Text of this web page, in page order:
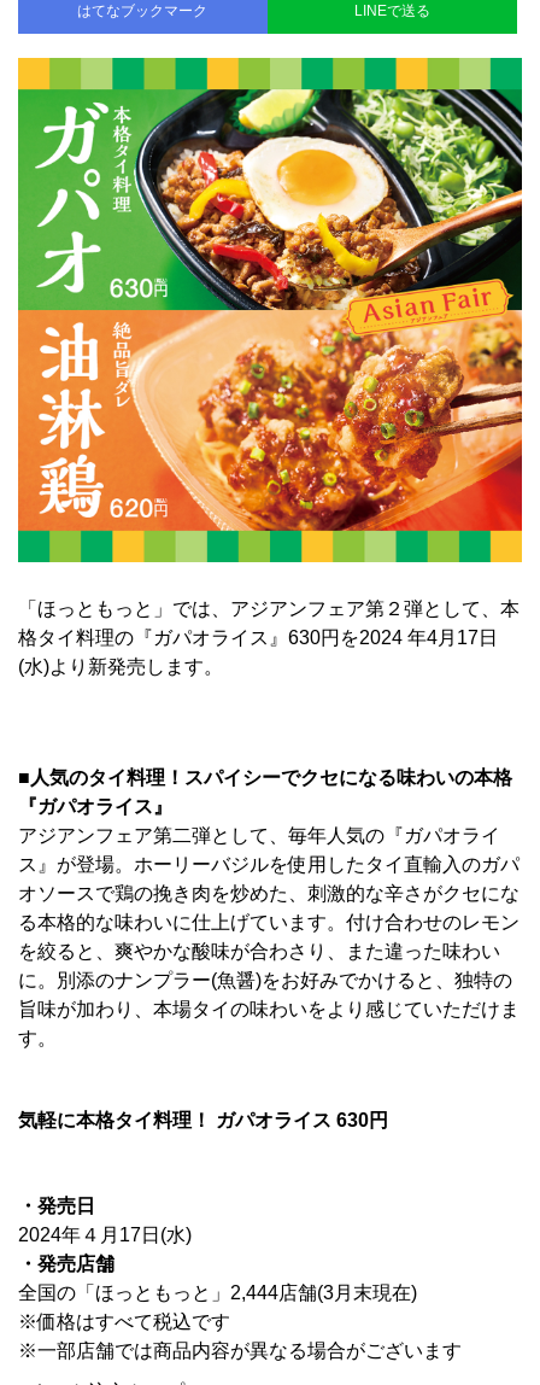
はてなブックマーク LINEで送る
「ほっともっと」では、アジアンフェア第２弾として、本
格タイ料理の『ガパオライス』630円を2024 年4月17日
(水)より新発売します。
■人気のタイ料理！スパイシーでクセになる味わいの本格
『ガパオライス』
アジアンフェア第二弾として、毎年人気の『ガパオライ
ス』が登場。ホーリーバジルを使用したタイ直輸入のガパ
オソースで鶏の挽き肉を炒めた、刺激的な辛さがクセにな
る本格的な味わいに仕上げています。付け合わせのレモン
を絞ると、爽やかな酸味が合わさり、また違った味わい
に。別添のナンプラー(魚醤)をお好みでかけると、独特の
旨味が加わり、本場タイの味わいをより感じていただけま
す。
気軽に本格タイ料理！ ガパオライス 630円
・発売日
2024年４月17日(水)
・発売店舗
全国の「ほっともっと」2,444店舗(3月末現在)
※価格はすべて税込です
※一部店舗では商品内容が異なる場合がございます